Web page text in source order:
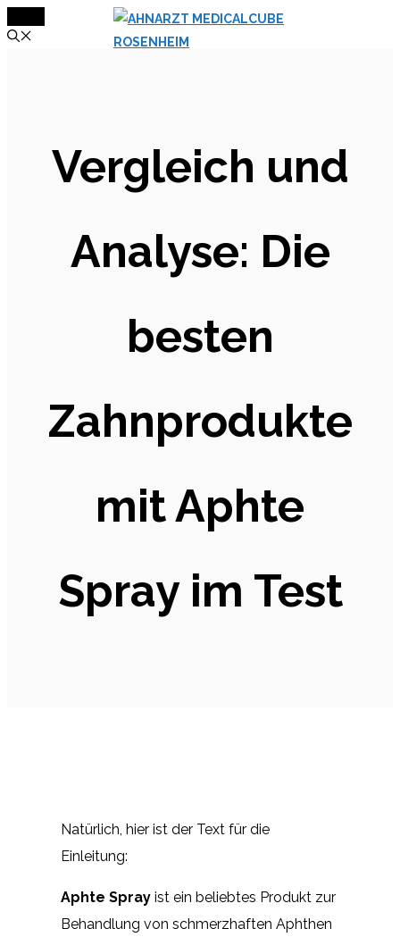
Inhalt
Vergleich und
Analyse: Die
besten
Zahnprodukte
mit Aphte
Spray im Test
Natürlich, hier ist der Text für die
Einleitung:
Aphte Spray ist ein beliebtes Produkt zur
Behandlung von schmerzhaften Aphthen